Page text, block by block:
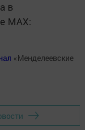
в
MАХ:
«Менделеевские